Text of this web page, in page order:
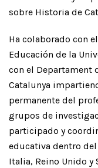
sobre Historia de
Ha colaborado con
Educación de la
con el Departament
Catalunya
permanente del
grupos de
participado y
educativa dentro del
Italia, Reino Unido y